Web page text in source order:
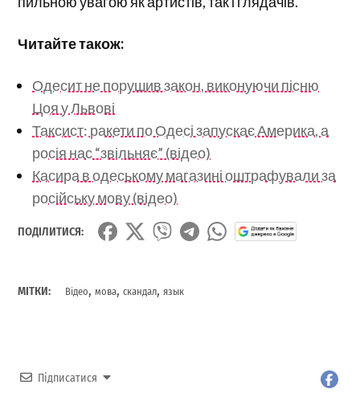
Читайте також:
Одесит не порушив закон, виконуючи пісню
Цоя у Львові
Таксист: ракети по Одесі запускає Америка, а
росія нас “звільняє” (відео)
Касира в одеському магазині оштрафували за
російську мову (відео)
ПОДІЛИТИСЯ:
МІТКИ: Відео,мова,скандал,язык
Підписатися